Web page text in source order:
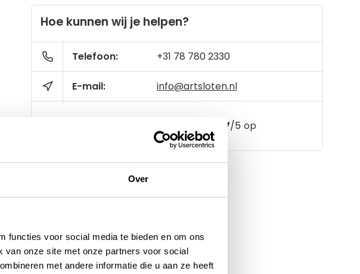
Over
functies voor social media te bieden en om ons
van onze site met onze partners voor social
met andere informatie die u aan ze heeft
Hoe kunnen wij je helpen?
Telefoon: +31 78 780 2330
E-mail: info@artsloten.nl
4.7/5 op